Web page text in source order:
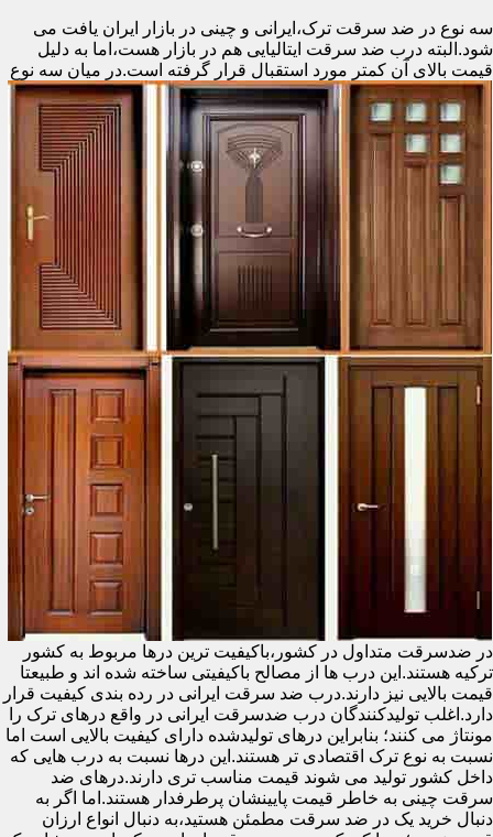
سه نوع در ضد سرقت ترک،ایرانی و چینی در بازار ایران یافت می
شود.البته درب ضد سرقت ایتالیایی هم در بازار هست،اما به دلیل
قیمت بالای آن کمتر مورد استقبال قرار گرفته است.در میان سه نوع
در ضدسرقت متداول در کشور،باکیفیت ترین درها مربوط به کشور
ترکیه هستند.این درب ها از مصالح باکیفیتی ساخته شده اند و طبیعتا
قیمت بالایی نیز دارند.درب ضد سرقت ایرانی در رده بندی کیفیت قرار
دارد.اغلب تولیدکنندگان درب ضدسرقت ایرانی در واقع درهای ترک را
مونتاژ می کنند؛ بنابراین درهای تولیدشده دارای کیفیت بالایی است اما
نسبت به نوع ترک اقتصادی تر هستند.این درها نسبت به درب هایی که
داخل کشور تولید می شوند قیمت مناسب تری دارند.درهای ضد
سرقت چینی به خاطر قیمت پایینشان پرطرفدار هستند.اما اگر به
دنبال خرید یک در ضد سرقت مطمئن هستید،به دنبال انواع ارزان